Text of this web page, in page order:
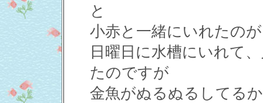
と
小赤と一緒にいれたの
日曜日に水槽にいれて
たのですが
金魚がぬるぬるしてる